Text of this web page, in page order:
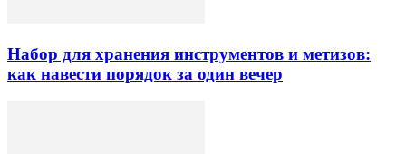
Набор для хранения инструментов и метизов:
как навести порядок за один вечер